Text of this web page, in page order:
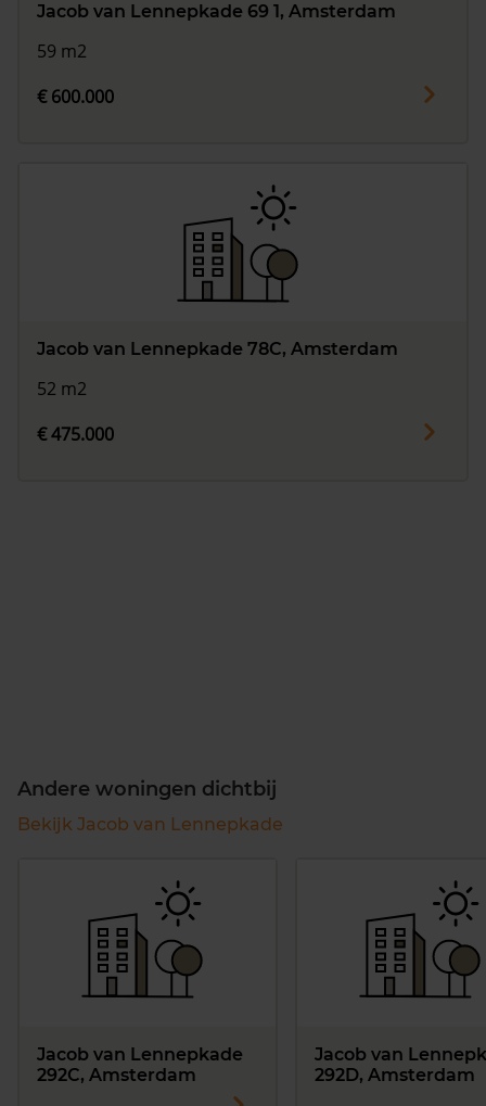
Jacob van Lennepkade 69 1, Amsterdam
59 m2
€ 600.000
Jacob van Lennepkade 78C, Amsterdam
52 m2
€ 475.000
Andere woningen dichtbij
Bekijk Jacob van Lennepkade
Jacob van Lennepkade
292C, Amsterdam
Jacob van
292D, Amsterdam